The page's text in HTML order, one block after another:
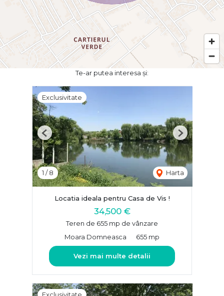
Te-ar putea interesa și:
Exclusivitate
1 /8 Harta
Previous Next
Locatia ideala pentru Casa de Vis !
34,500 €
Teren de 655 mp de vânzare
Moara Domneasca
655 mp
Vezi mai multe detalii